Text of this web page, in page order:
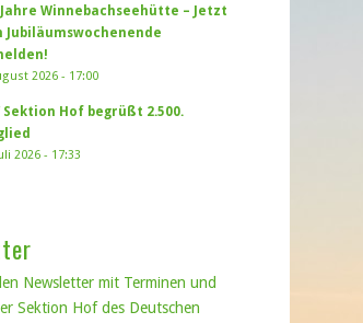
Jahre Winnebachseehütte – Jetzt
Jubiläumswochenende
2026 - 17:00
Sektion Hof begrüßt 2.500.
2026 - 17:33
Newsletter mit Terminen und
Sektion Hof des Deutschen